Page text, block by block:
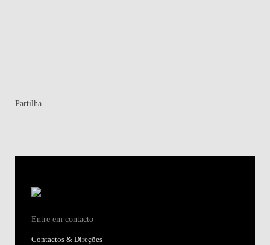
Partilha
Entre em contacto
Contactos & Direções